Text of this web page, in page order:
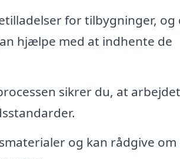
for tilbygninger, og
hjælpe med at indhente de
sikrer du, at arbejdet
og kan rådgive om